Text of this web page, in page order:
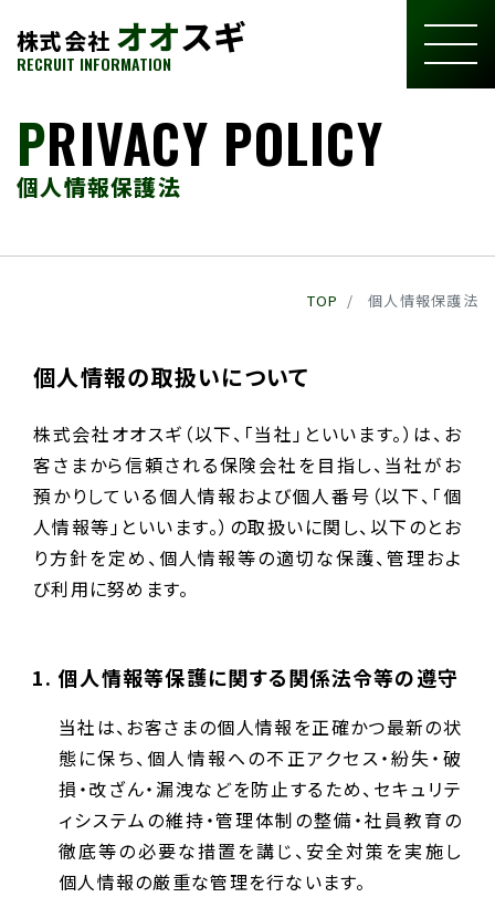
株式会社 オオスギ
RECRUIT INFORMATION
PRIVACY POLICY
個人情報保護法
TOP 個人情報保護法
個人情報の取扱いについて
株式会社オオスギ（以下、「当社」といいます。）は、お
客さまから信頼される保険会社を目指し、当社がお
預かりしている個人情報および個人番号（以下、「個
人情報等」といいます。）の取扱いに関し、以下のとお
り方針を定め、個人情報等の適切な保護、管理およ
び利用に努めます。
個人情報等保護に関する関係法令等の遵守
当社は、お客さまの個人情報を正確かつ最新の状
態に保ち、個人情報への不正アクセス・紛失・破
損・改ざん・漏洩などを防止するため、セキュリテ
ィシステムの維持・管理体制の整備・社員教育の
徹底等の必要な措置を講じ、安全対策を実施し
個人情報の厳重な管理を行ないます。